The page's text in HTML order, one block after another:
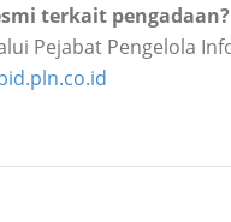
terkait
Pejabat Pengelola